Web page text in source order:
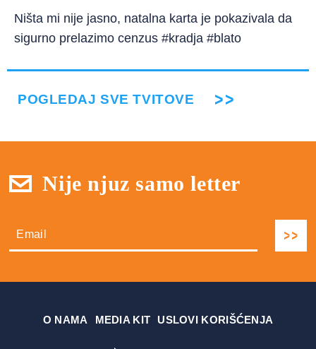
Ništa mi nije jasno, natalna karta je pokazivala da
sigurno prelazimo cenzus #kradja #blato
POGLEDAJ SVE TVITOVE
Nije njuz samo letter
О NAMA MEDIA KIT USLOVI KORIŠĆENJA